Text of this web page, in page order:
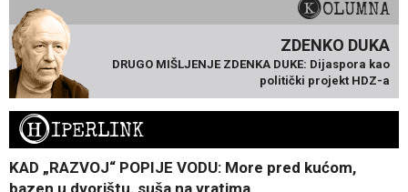
KOLUMNA
ZDENKO DUKA
DRUGO MIŠLJENJE ZDENKA DUKE: Dijaspora kao
politički projekt HDZ-a
HIPERLINK
KAD „RAZVOJ“ POPIJE VODU: More pred kućom,
bazen u dvorištu, suša na vratima